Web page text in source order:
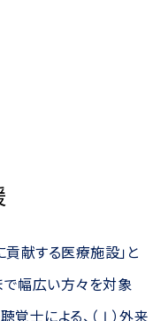
貢献する医療施設」と
で幅広い方々を対象
覚士による、（Ⅰ）外来